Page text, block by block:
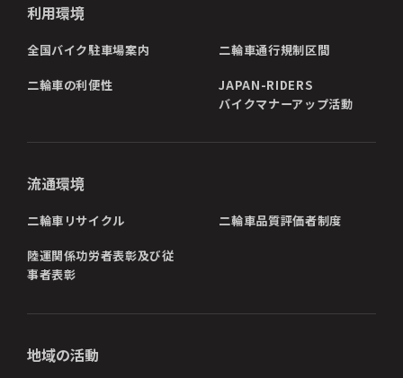
利用環境
全国バイク駐車場案内 二輪車通行規制区間
二輪車の利便性
JAPAN-RIDERS
バイクマナーアップ活動
流通環境
二輪車リサイクル 二輪車品質評価者制度
陸運関係功労者表彰及び従
事者表彰
地域の活動